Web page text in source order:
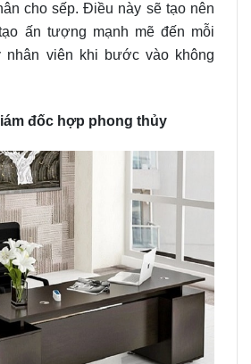
cho sếp. Điều này sẽ tạo nên
ấn tượng mạnh mẽ đến mỗi
nhân viên khi bước vào không
đốc hợp phong thủy